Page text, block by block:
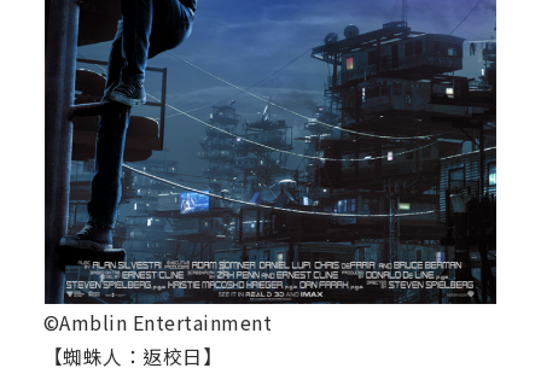
©Amblin Entertainment
【蜘蛛人：返校日】